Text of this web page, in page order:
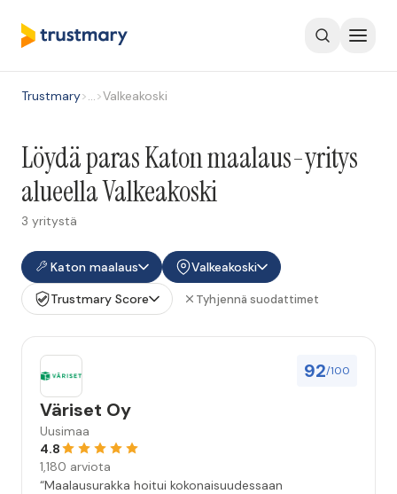
Trustmary>…>Valkeakoski
Löydä paras Katon maalaus-yritys
alueella Valkeakoski
3 yritystä
Katon maalaus
Valkeakoski
Trustmary Score
Tyhjennä suodattimet
92/100
Väriset Oy
Uusimaa
4.8
1,180 arviota
“Maalausurakka hoitui kokonaisuudessaan